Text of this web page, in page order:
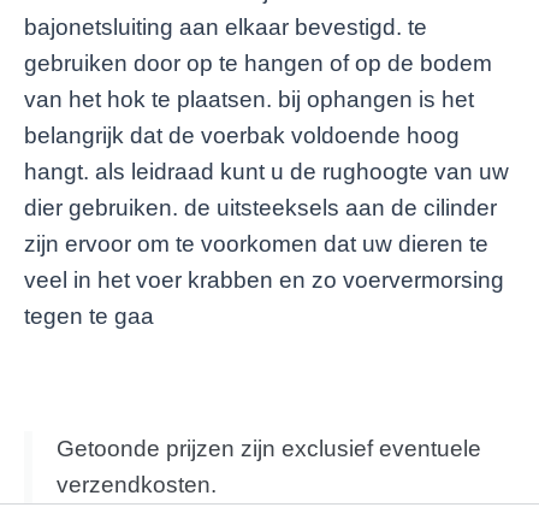
bajonetsluiting aan elkaar bevestigd. te
gebruiken door op te hangen of op de bodem
van het hok te plaatsen. bij ophangen is het
belangrijk dat de voerbak voldoende hoog
hangt. als leidraad kunt u de rughoogte van uw
dier gebruiken. de uitsteeksels aan de cilinder
zijn ervoor om te voorkomen dat uw dieren te
veel in het voer krabben en zo voervermorsing
tegen te gaa
Getoonde prijzen zijn exclusief eventuele
verzendkosten.